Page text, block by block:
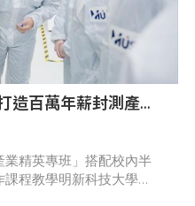
造百萬年薪封測產業
精英專班」搭配校內半
程教學明新科技大學電